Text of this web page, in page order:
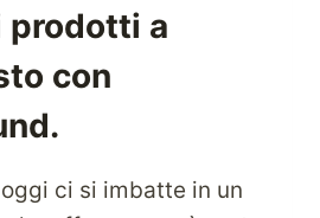
prodotti a
con
ci si imbatte in un